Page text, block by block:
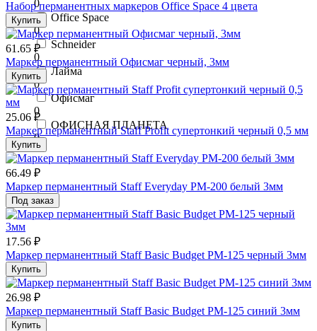
0
Office Space
0
Schneider
0
Лайма
0
Офисмаг
0
ОФИСНАЯ ПЛАНЕТА
0
Набор перманентных маркеров Office Space 4 цвета
Купить
61.65 ₽
Маркер перманентный Офисмаг черный, 3мм
Купить
25.06 ₽
Маркер перманентный Staff Profit супертонкий черный 0,5 мм
Купить
66.49 ₽
Маркер перманентный Staff Everyday PM-200 белый 3мм
Под заказ
17.56 ₽
Маркер перманентный Staff Basic Budget PM-125 черный 3мм
Купить
26.98 ₽
Маркер перманентный Staff Basic Budget PM-125 синий 3мм
Купить